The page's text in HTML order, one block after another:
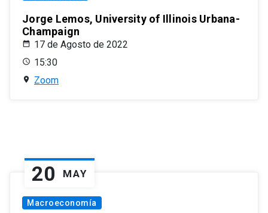
Jorge Lemos, University of Illinois Urbana-
Champaign
17 de Agosto de 2022
15:30
Zoom
20 MAY
Macroeconomía